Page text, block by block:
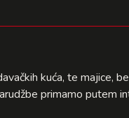
kuća, te majice,
primamo